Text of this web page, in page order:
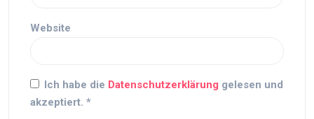
Website
Ich habe die Datenschutzerklärung gelesen und
akzeptiert. *